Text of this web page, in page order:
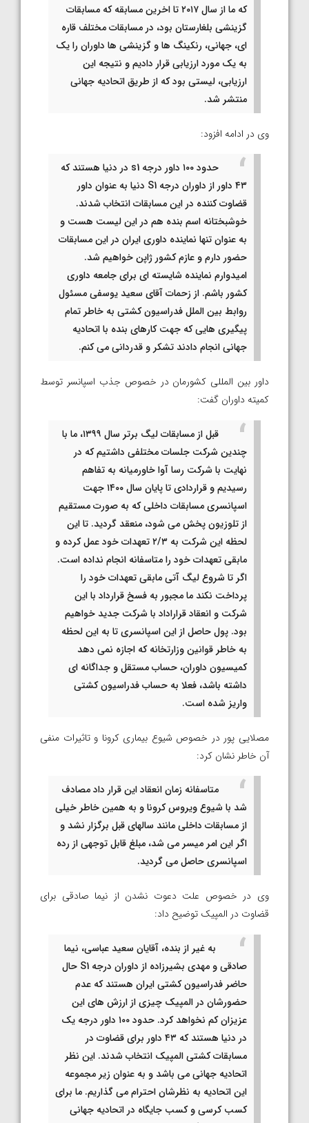
که ما از سال ۲۰۱۷ تا اخرین مسابقه که مسابقات
گزینشی بلغارستان بود، در مسابقات مختلف قاره
ای، جهانی، رنکینگ ها و گزینشی ها داوران را یک
به یک مورد ارزیابی قرار دادیم و نتیجه این
ارزیابی، لیستی بود که از طریق اتحادیه جهانی
منتشر شد.
وی در ادامه افزود:
حدود ۱۰۰ داور درجه s1 در دنیا هستند که
۴۳ داور از داوران درجه S1 دنیا به عنوان داور
قضاوت کننده در این مسابقات انتخاب شدند.
خوشبختانه اسم‌ بنده هم در این لیست هست و
به عنوان تنها نماینده داوری ایران در این مسابقات
حضور دارم و عازم کشور ژاپن خواهیم شد.
امیدوارم نماینده شایسته ای برای جامعه داوری
کشور باشم. از زحمات آقای سعید یوسفی مسئول
روابط بین الملل فدراسیون کشتی به خاطر تمام
پیگیری هایی که جهت کارهای بنده با اتحادیه
جهانی انجام دادند تشکر و قدردانی می کنم.
داور بین المللی کشورمان در خصوص جذب اسپانسر توسط
کمیته داوران گفت:
قبل از مسابقات لیگ برتر سال ۱۳۹۹، ما با
چندین شرکت جلسات مختلفی داشتیم که در
نهایت با شرکت رسا آوا خاورمیانه به تفاهم
رسیدیم و قراردادی تا پایان سال ۱۴۰۰ جهت
اسپانسری مسابقات داخلی که به صورت مستقیم
از تلوزیون پخش می شود، منعقد گردید. تا این
لحظه این شرکت به ۲/۳ تعهدات خود عمل کرده و
مابقی تعهدات خود را متاسفانه انجام نداده است.
اگر تا شروع لیگ آتی مابقی تعهدات خود را
پرداخت نکند ما مجبور به فسخ قرارداد با این
شرکت و انعقاد قراراداد با شرکت جدید خواهیم
بود. پول حاصل از این اسپانسری تا به این لحظه
به خاطر قوانین وزارتخانه که اجازه نمی دهد
کمیسیون داوران، حساب مستقل و جداگانه ای
داشته باشد، فعلا به حساب فدراسیون کشتی
واریز شده است.
مصلایی پور در خصوص شیوع بیماری کرونا و تاثیرات منفی
آن خاطر نشان کرد:
متاسفانه زمان انعقاد این قرار داد مصادف
شد با شیوع ویروس کرونا و به همین خاطر خیلی
از مسابقات داخلی مانند سالهای قبل برگزار نشد و
اگر این امر میسر می شد، مبلغ قابل توجهی از رده
اسپانسری حاصل می گردید.
وی در خصوص علت دعوت نشدن از نیما صادقی برای
قضاوت در المپیک توضیح داد:
به غیر از بنده، آقایان سعید عباسی، نیما
صادقی و مهدی بشیرزاده از داوران درجه S1 حال
حاضر فدراسیون کشتی ایران هستند که عدم‌
حضورشان در المپیک چیزی از ارزش های این
عزیزان کم نخواهد کرد. حدود ۱۰۰ داور درجه یک
در دنیا هستند که ۴۳ داور برای قضاوت در
مسابقات کشتی المپیک انتخاب شدند. این نظر
اتحادیه جهانی می باشد و به عنوان زیر مجموعه
این‌ اتحادیه به نظرشان احترام می گذاریم. ما برای
کسب کرسی و کسب جایگاه در اتحادیه جهانی